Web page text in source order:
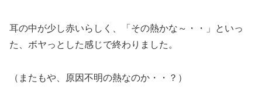
耳の中が少し赤いらしく、「その熱かな～・・」といっ
た、ボヤっとした感じで終わりました。
（またもや、原因不明の熱なのか・・？）